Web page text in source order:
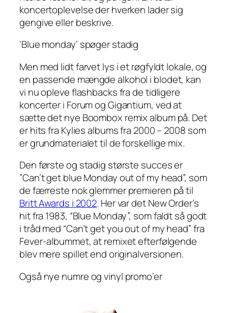
koncertoplevelse der hverken lader sig
gengive eller beskrive.
‘Blue monday’ spøger stadig
Men med lidt farvet lys i et røgfyldt lokale, og
en passende mængde alkohol i blodet, kan
vi nu opleve flashbacks fra de tidligere
koncerter i Forum og Gigantium, ved at
sætte det nye Boombox remix album på. Det
er hits fra Kylies albums fra 2000 – 2008 som
er grundmaterialet til de forskellige mix.
Den første og stadig største succes er
”Can’t get blue Monday out of my head”, som
de færreste nok glemmer premieren på til
Britt Awards i 2002. Her var det New Order’s
hit fra 1983, “Blue Monday”, som faldt så godt
i tråd med “Can’t get you out of my head” fra
Fever-albummet, at remixet efterfølgende
blev mere spillet end originalversionen.
Også nye numre og vinyl promo’er